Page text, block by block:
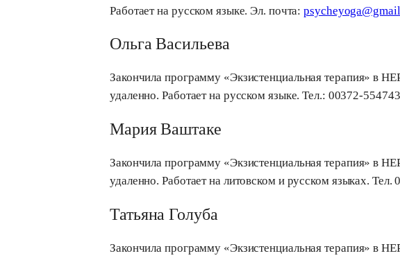
Работает на русском языке. Эл. почта:
Ольга Васильева
Закончила программу «Экзистенциальная терапия» в
удаленно. Работает на русском языке. Teл.: 00372-
Мария Ваштаке
Закончила программу «Экзистенциальная терапия» в
удаленно. Работает на литовском и русском языках.
Татьяна Голуба
Закончила программу «Экзистенциальная терапия» в